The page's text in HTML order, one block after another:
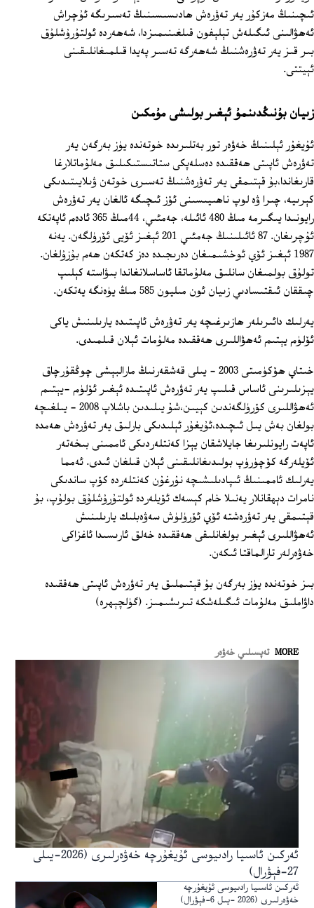
ئىچىنىڭ مەزكۇر يەر تەۋرەش ھادىسىسىنىڭ تەسىرىگە ئۇچراش
ئەھۋالىنى ئىگىلەش تېلېفون قىلغىنىمىزدا، شەھەردە ئولتۇرۇشلۇق
بىر قىز يەر تەۋرەشنىڭ شەھەرگە تەسىر پەيدا قىلمىغانلىقىنى
ئېيتتى.
زىيان بۇنىڭدىنمۇ ئېغىر بولىشى مۇمكىن
ئۇيغۇر ئېلىنىڭ خەۋەر تور بەتلىرىدە خوتەندە يۈز بەرگەن يەر
تەۋرەش ئاپىتى ھەققىدە دەسلەپكى ستاتىستىكىلىق مەلۇماتلارغا
قارىغاندا،بۇ قېتىمقى يەر تەۋرەشنىڭ تەسىرى خوتەن ۋىلايىتىدىكى
كېرىيە، چىرا ۋە لوپ ناھىيىسىنى ئۆز ئىچىگە ئالغان يەر تەۋرەش
رايونىدا يىگىرمە مىڭ 480 ئائىلە، جەمئىي، 44مىڭ 365 ئادەم ئاپەتكە
ئۇچرىغان. 87 ئائىلىنىڭ جەمئىي 201 ئېغىز ئۆيى ئۆرۈلگەن. يەنە
1987 ئېغىز ئۆي ئوخشىمىغان دەرىجىدە دەز كەتكەن ھەم بۇزۇلغان.
تولۇق بولمىغان سانلىق مەلۇماتقا ئاساسلانغاندا بىۋاستە كېلىپ
چىققان ئىقتىسادىي زىيان ئون مىليون 585 مىڭ يۈەنگە يەتكەن.
يەرلىك دائىرىلەر ھازىرغىچە يەر تەۋرەش ئاپىتىدە يارىلىنىش ياكى
ئۆلۈم يېتىم ئەھۋاللىرى ھەققىدە مەلۇمات ئېلان قىلمىدى.
خىتاي ھۆكۈمىتى 2003 - يىلى قەشقەرنىڭ مارالبېشى چوڭقۇرچاق
يېزىلىرىنى ئاساس قىلىپ يەر تەۋرەش ئاپىتىدە ئېغىر ئۆلۈم -يېتىم
ئەھۋاللىرى كۆرۈلگەندىن كېيىن،شۇ يىلىدىن باشلاپ 2008 - يىلغىچە
بولغان بەش يىل ئىچىدە،ئۇيغۇر ئېلىدىكى بارلىق يەر تەۋرەش ھەمدە
ئاپەت رايونلىرىغا جايلاشقان يېزا كەنتلەردىكى ئاممىنى بىخەتەر
ئۆيلەرگە كۆچۈرۈپ بولىدىغانلىقىنى ئېلان قىلغان ئىدى. ئەمما
يەرلىك ئاممىنىڭ ئىپادىلىشىچە نۇرغۇن كەنتلەردە كۆپ ساندىكى
نامرات دېھقانلار يەنىلا خام كېسەك ئۆيلەردە ئولتۇرۇشلۇق بولۇپ، بۇ
قېتىمقى يەر تەۋرەشتە ئۆي ئۆرۈلۈش سەۋەبلىك يارىلىنىش
ئەھۋاللىرى ئېغىر بولغانلىقى ھەققىدە خەلق ئارىسىدا ئاغزاكى
خەۋەرلەر تارالماقتا ئىكەن.
بىز خوتەندە يۈز بەرگەن بۇ قېتىملىق يەر تەۋرەش ئاپىتى ھەققىدە
داۋاملىق مەلۇمات ئىگىلەشكە تىرىشىمىز. (گۈلچېھرە)
MORE تەپسىلىي خەۋەر
ئەركىن ئاسىيا رادىيوسى ئۇيغۇرچە خەۋەرلىرى (2026-يىلى
27-فېۋرال)
ئەركىن ئاسىيا رادىيوسى ئۇيغۇرچە
خەۋەرلىرى (2026 -يىل 6-فېۋرال)